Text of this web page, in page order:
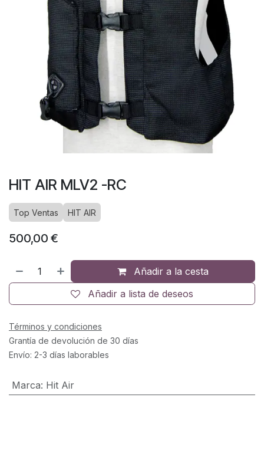
HIT AIR MLV2 -RC
Top Ventas HIT AIR
500,00 €
Añadir a la cesta
Añadir a lista de deseos
Términos y condiciones
Grantía de devolución de 30 días
Envío: 2-3 días laborables
Marca: Hit Air